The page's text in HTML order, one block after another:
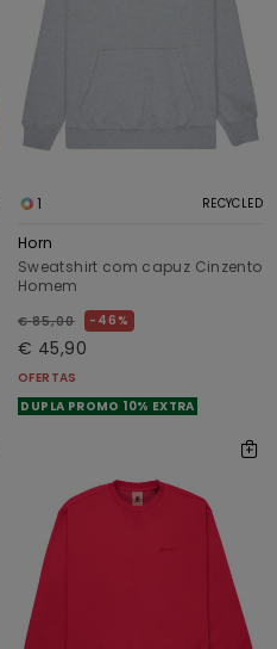
1 RECYCLED
Horn
Sweatshirt com capuz Cinzento
Homem
€ 85,00 46%
€ 45,90
OFERTAS
DUPLA PROMO 10% EXTRA